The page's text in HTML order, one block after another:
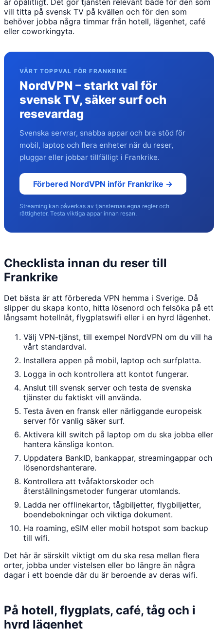
vill titta på svensk TV på kvällen och för den som
behöver jobba några timmar från hotell, lägenhet, café
eller coworkingyta.
VÅRT TOPPVAL FÖR FRANKRIKE
NordVPN – starkt val för
svensk TV, säker surf och
resevardag
Svenska servrar, snabba appar och bra stöd för
mobil, laptop och flera enheter när du reser,
pluggar eller jobbar tillfälligt i Frankrike.
Förbered NordVPN inför Frankrike →
Streaming kan påverkas av tjänsternas egna regler och
rättigheter. Testa viktiga appar innan resan.
Checklista innan du reser till
Frankrike
Det bästa är att förbereda VPN hemma i Sverige. Då
slipper du skapa konto, hitta lösenord och felsöka på ett
långsamt hotellnät, flygplatswifi eller i en hyrd lägenhet.
Välj VPN-tjänst, till exempel NordVPN om du vill ha
vårt standardval.
Installera appen på mobil, laptop och surfplatta.
Logga in och kontrollera att kontot fungerar.
Anslut till svensk server och testa de svenska
tjänster du faktiskt vill använda.
Testa även en fransk eller närliggande europeisk
server för vanlig säker surf.
Aktivera kill switch på laptop om du ska jobba eller
hantera känsliga konton.
Uppdatera BankID, bankappar, streamingappar och
lösenordshanterare.
Kontrollera att tvåfaktorskoder och
återställningsmetoder fungerar utomlands.
Ladda ner offlinekartor, tågbiljetter, flygbiljetter,
boendebokningar och viktiga dokument.
Ha roaming, eSIM eller mobil hotspot som backup
till wifi.
Det här är särskilt viktigt om du ska resa mellan flera
orter, jobba under vistelsen eller bo längre än några
dagar i ett boende där du är beroende av deras wifi.
På hotell, flygplats, café, tåg och i
hyrd lägenhet